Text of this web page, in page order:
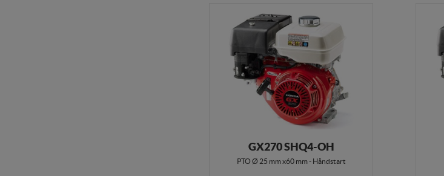
GX270 SHQ4-OH
PTO Ø 25 mm x60 mm - Håndstart